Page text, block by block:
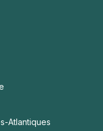
Atlantiques